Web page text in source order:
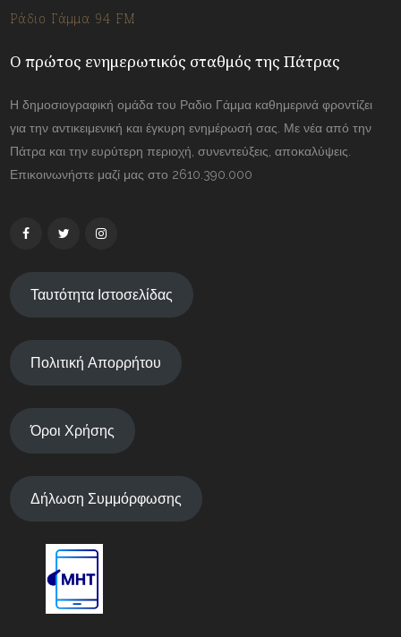
Ράδιο Γάμμα 94 FM
Ο πρώτος ενημερωτικός σταθμός της Πάτρας
Η δημοσιογραφική ομάδα του Ραδιο Γάμμα καθημερινά φροντίζει
για την αντικειμενική και έγκυρη ενημέρωσή σας. Με νέα από την
Πάτρα και την ευρύτερη περιοχή, συνεντεύξεις, αποκαλύψεις.
Επικοινωνήστε μαζί μας στο 2610.390.000
Ταυτότητα Ιστοσελίδας
Πολιτική Απορρήτου
Όροι Χρήσης
Δήλωση Συμμόρφωσης